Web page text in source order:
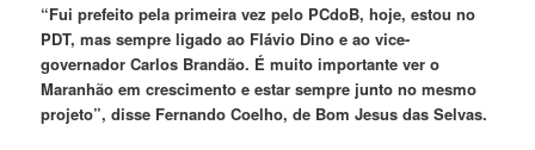
“Fui prefeito pela primeira vez pelo PCdoB, hoje, estou no
PDT, mas sempre ligado ao Flávio Dino e ao vice-
governador Carlos Brandão. É muito importante ver o
Maranhão em crescimento e estar sempre junto no mesmo
projeto”, disse Fernando Coelho, de Bom Jesus das Selvas.